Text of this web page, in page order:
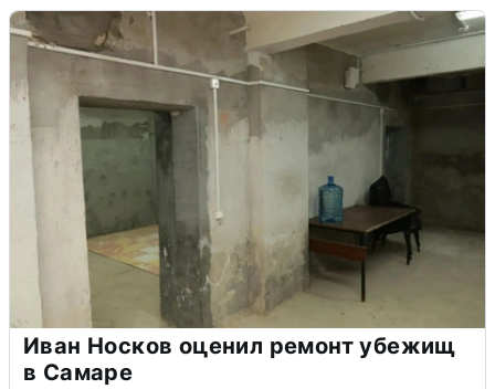
Иван Носков оценил ремонт убежищ
в Самаре